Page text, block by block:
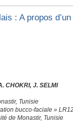
: A propos
CHOKRI, J. SELMI
Tunisie
bucco-faciale »
de Monastir, Tunisie